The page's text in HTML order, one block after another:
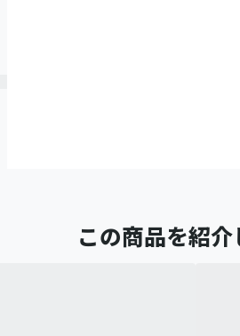
この商品を紹